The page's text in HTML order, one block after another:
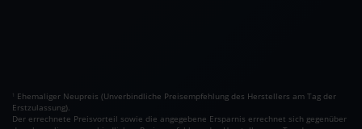
1 Ehemaliger Neupreis (Unverbindliche Preisempfehlung des Herstellers am Tag der
Erstzulassung).
Der errechnete Preisvorteil sowie die angegebene Ersparnis errechnet sich gegenüber